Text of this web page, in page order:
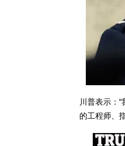
川普表示：
的工程师、